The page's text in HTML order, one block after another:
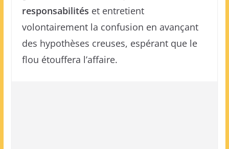
responsabilités et entretient
volontairement la confusion en avançant
des hypothèses creuses, espérant que le
flou étouffera l’affaire.